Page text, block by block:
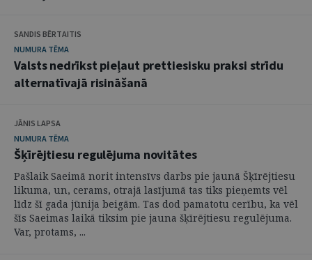
SANDIS BĒRTAITIS
NUMURA TĒMA
Valsts nedrīkst pieļaut prettiesisku praksi strīdu
alternatīvajā risināšanā
JĀNIS LAPSA
NUMURA TĒMA
Šķīrējtiesu regulējuma novitātes
Pašlaik Saeimā norit intensīvs darbs pie jaunā Šķīrējtiesu
likuma, un, cerams, otrajā lasījumā tas tiks pieņemts vēl
līdz šī gada jūnija beigām. Tas dod pamatotu cerību, ka vēl
šīs Saeimas laikā tiksim pie jauna šķīrējtiesu regulējuma.
Var, protams, ...